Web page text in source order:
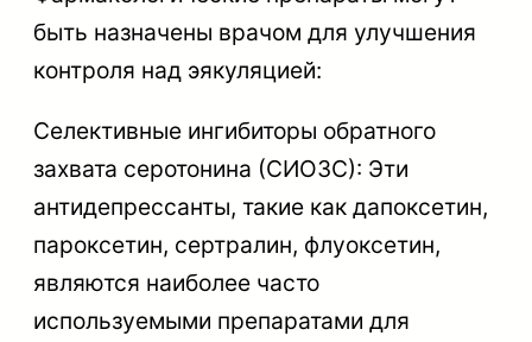
быть назначены врачом для улучшения
контроля над эякуляцией:
Селективные ингибиторы обратного
захвата серотонина (СИОЗС): Эти
антидепрессанты, такие как дапоксетин,
пароксетин, сертралин, флуоксетин,
являются наиболее часто
используемыми препаратами для